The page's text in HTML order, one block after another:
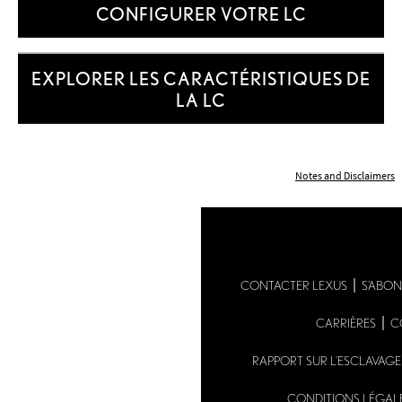
CONFIGURER VOTRE LC
EXPLORER LES CARACTÉRISTIQUES DE
LA LC
Notes and Disclaimers
CONTACTER LEXUS
CARRIÈRES
RAPPORT SUR
CONDITIONS